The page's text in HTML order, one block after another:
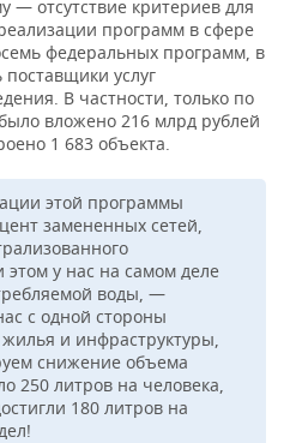
— отсутствие критериев для
программ в сфере
федеральных программ, в
поставщики услуг
В частности, только по
вложено 216 млрд рублей
1 683 объекта.
этой программы
замененных сетей,
у нас на самом деле
воды, —
с одной стороны
и инфраструктуры,
снижение объема
250 литров на человека,
180 литров на